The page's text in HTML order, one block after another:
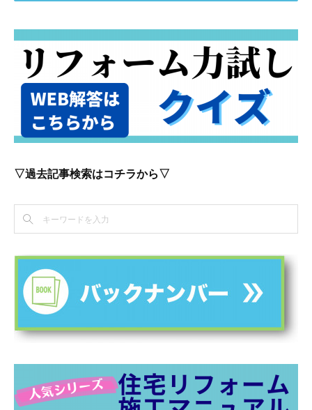
▽過去記事検索はコチラから▽